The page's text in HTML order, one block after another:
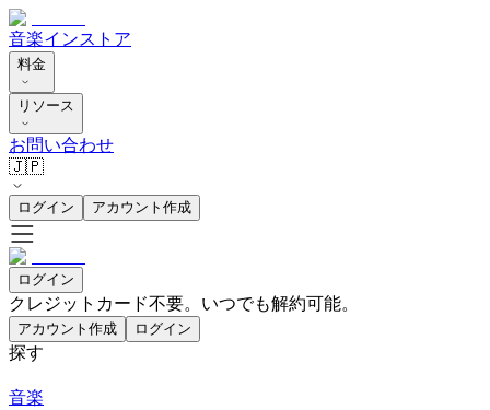
音楽インストア
料金
リソース
お問い合わせ
🇯🇵
ログイン アカウント作成
ログイン
クレジットカード不要。いつでも解約可能。
アカウント作成 ログイン
探す
音楽